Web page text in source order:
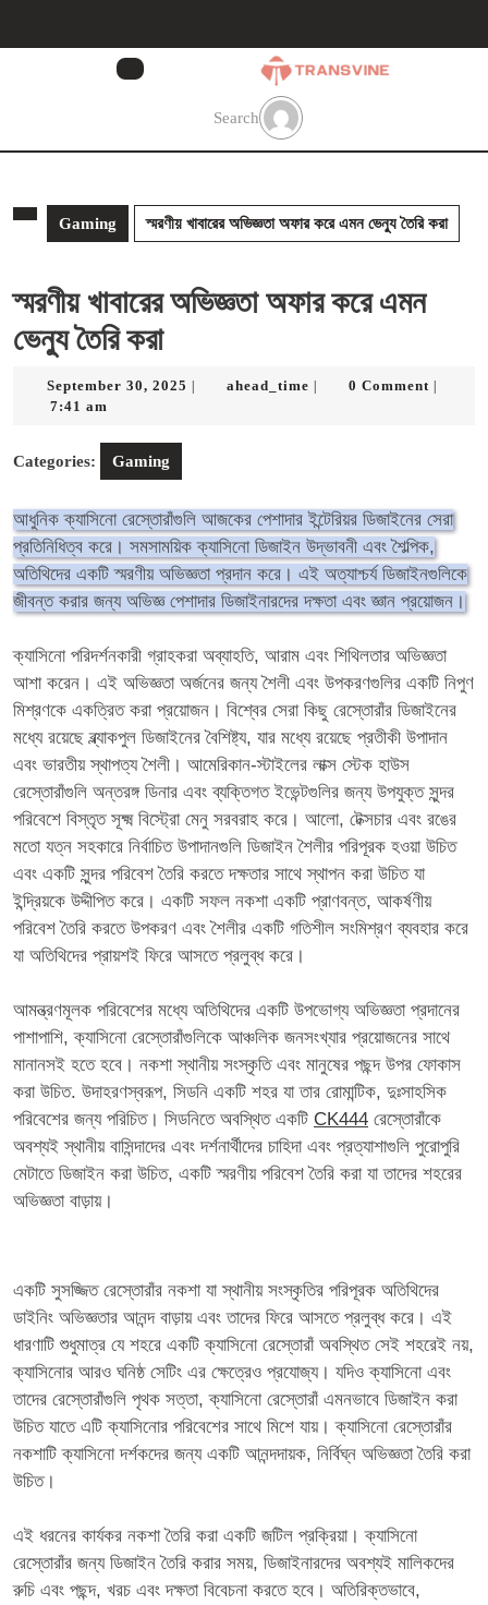
Search
Gaming স্মরণীয় খাবারের অভিজ্ঞতা অফার করে এমন ভেন্যু তৈরি করা
স্মরণীয় খাবারের অভিজ্ঞতা অফার করে এমন
ভেন্যু তৈরি করা
September 30, 2025 Septemberahead_time ahead_time
0 Comment
7:41 am
Categories: Gaming
আধুনিক ক্যাসিনো রেস্তোরাঁগুলি আজকের পেশাদার ইন্টেরিয়র ডিজাইনের সেরা
প্রতিনিধিত্ব করে। সমসাময়িক ক্যাসিনো ডিজাইন উদ্ভাবনী এবং শৈল্পিক,
অতিথিদের একটি স্মরণীয় অভিজ্ঞতা প্রদান করে। এই অত্যাশ্চর্য ডিজাইনগুলিকে
জীবন্ত করার জন্য অভিজ্ঞ পেশাদার ডিজাইনারদের দক্ষতা এবং জ্ঞান প্রয়োজন।
ক্যাসিনো পরিদর্শনকারী গ্রাহকরা অব্যাহতি, আরাম এবং শিথিলতার অভিজ্ঞতা
আশা করেন। এই অভিজ্ঞতা অর্জনের জন্য শৈলী এবং উপকরণগুলির একটি নিপুণ
মিশ্রণকে একত্রিত করা প্রয়োজন। বিশ্বের সেরা কিছু রেস্তোরাঁর ডিজাইনের
মধ্যে রয়েছে ব্ল্যাকপুল ডিজাইনের বৈশিষ্ট্য, যার মধ্যে রয়েছে প্রতীকী উপাদান
এবং ভারতীয় স্থাপত্য শৈলী। আমেরিকান-স্টাইলের লাক্স স্টেক হাউস
রেস্তোরাঁগুলি অন্তরঙ্গ ডিনার এবং ব্যক্তিগত ইভেন্টগুলির জন্য উপযুক্ত সুন্দর
পরিবেশে বিস্তৃত সূক্ষ্ম বিস্ট্রো মেনু সরবরাহ করে। আলো, টেক্সচার এবং রঙের
মতো যত্ন সহকারে নির্বাচিত উপাদানগুলি ডিজাইন শৈলীর পরিপূরক হওয়া উচিত
এবং একটি সুন্দর পরিবেশ তৈরি করতে দক্ষতার সাথে স্থাপন করা উচিত যা
ইন্দ্রিয়কে উদ্দীপিত করে। একটি সফল নকশা একটি প্রাণবন্ত, আকর্ষণীয়
পরিবেশ তৈরি করতে উপকরণ এবং শৈলীর একটি গতিশীল সংমিশ্রণ ব্যবহার করে
যা অতিথিদের প্রায়শই ফিরে আসতে প্রলুব্ধ করে।
আমন্ত্রণমূলক পরিবেশের মধ্যে অতিথিদের একটি উপভোগ্য অভিজ্ঞতা প্রদানের
পাশাপাশি, ক্যাসিনো রেস্তোরাঁগুলিকে আঞ্চলিক জনসংখ্যার প্রয়োজনের সাথে
মানানসই হতে হবে। নকশা স্থানীয় সংস্কৃতি এবং মানুষের পছন্দ উপর ফোকাস
করা উচিত. উদাহরণস্বরূপ, সিডনি একটি শহর যা তার রোমান্টিক, দুঃসাহসিক
পরিবেশের জন্য পরিচিত। সিডনিতে অবস্থিত একটি CK444 রেস্তোরাঁকে
অবশ্যই স্থানীয় বাসিন্দাদের এবং দর্শনার্থীদের চাহিদা এবং প্রত্যাশাগুলি পুরোপুরি
মেটাতে ডিজাইন করা উচিত, একটি স্মরণীয় পরিবেশ তৈরি করা যা তাদের শহরের
অভিজ্ঞতা বাড়ায়।
একটি সুসজ্জিত রেস্তোরাঁর নকশা যা স্থানীয় সংস্কৃতির পরিপূরক অতিথিদের
ডাইনিং অভিজ্ঞতার আনন্দ বাড়ায় এবং তাদের ফিরে আসতে প্রলুব্ধ করে। এই
ধারণাটি শুধুমাত্র যে শহরে একটি ক্যাসিনো রেস্তোরাঁ অবস্থিত সেই শহরেই নয়,
ক্যাসিনোর আরও ঘনিষ্ঠ সেটিং এর ক্ষেত্রেও প্রযোজ্য। যদিও ক্যাসিনো এবং
তাদের রেস্তোরাঁগুলি পৃথক সত্তা, ক্যাসিনো রেস্তোরাঁ এমনভাবে ডিজাইন করা
উচিত যাতে এটি ক্যাসিনোর পরিবেশের সাথে মিশে যায়। ক্যাসিনো রেস্তোরাঁর
নকশাটি ক্যাসিনো দর্শকদের জন্য একটি আনন্দদায়ক, নির্বিঘ্ন অভিজ্ঞতা তৈরি করা
উচিত।
এই ধরনের কার্যকর নকশা তৈরি করা একটি জটিল প্রক্রিয়া। ক্যাসিনো
রেস্তোরাঁর জন্য ডিজাইন তৈরি করার সময়, ডিজাইনারদের অবশ্যই মালিকদের
রুচি এবং পছন্দ, খরচ এবং দক্ষতা বিবেচনা করতে হবে। অতিরিক্তভাবে,